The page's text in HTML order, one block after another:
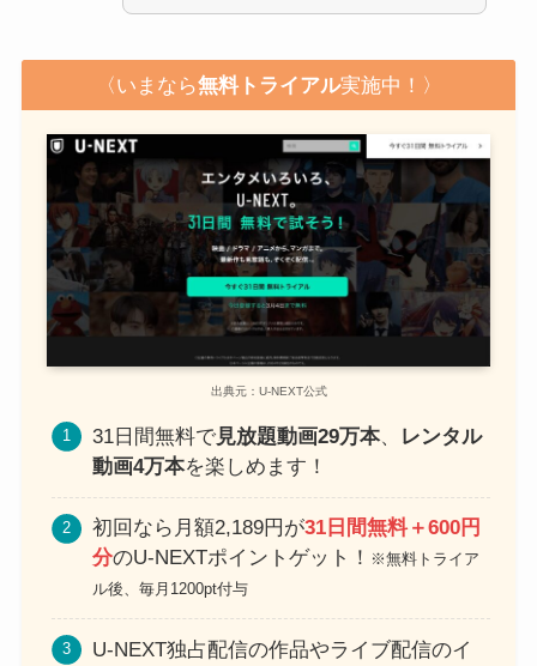
〈いまなら無料トライアル実施中！〉
出典元：U-NEXT公式
31日間無料で見放題動画29万本、 レンタル
動画4万本を楽しめます！
初回なら月額2,189円が31日間無料＋600円
分のU-NEXTポイントゲット！ ※無料トライア
ル後、毎月1200pt付与
U-NEXT独占配信の作品やライブ配信のイ